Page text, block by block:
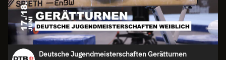
Deutsche Jugendmeisterschaften Gerätturnen